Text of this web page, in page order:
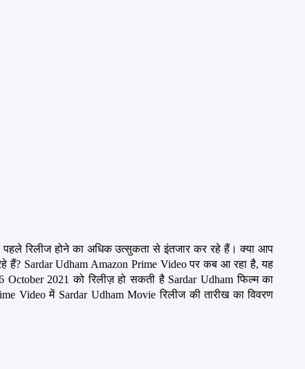
रिलीज होने का अधिक उत्सुकता से इंतजार कर रहे हैं। क्या आप
हैं? Sardar Udham Amazon Prime Video पर कब आ रहा है, यह
2021 को रिलीज़ हो सकती है Sardar Udham फिल्म का
Video में Sardar Udham Movie रिलीज की तारीख का विवरण